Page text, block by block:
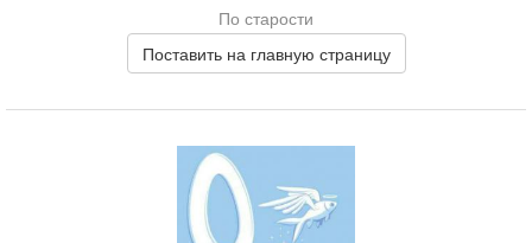
По старости
Поставить на главную страницу